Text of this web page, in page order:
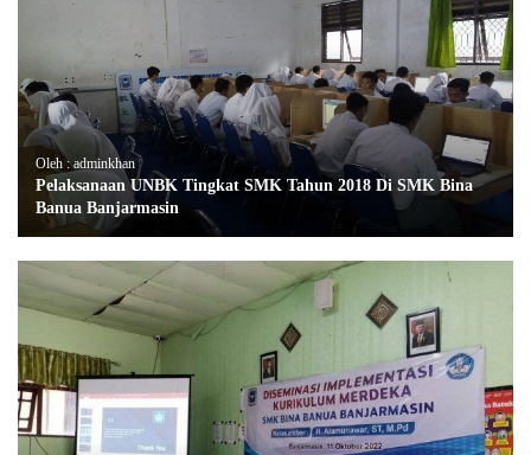
Oleh : adminkhan
Pelaksanaan UNBK Tingkat SMK Tahun 2018 Di SMK Bina
Banua Banjarmasin